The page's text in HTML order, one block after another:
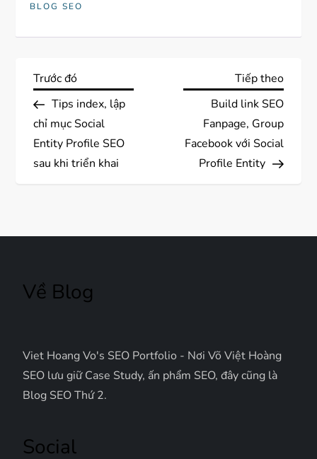
BLOG SEO
Đ
i
ề
ớ
g
b
i
Previous
Post
Trước đó
Tips index, lập
chỉ mục Social
Entity Profile SEO
sau khi triển khai
Next
Post
Tiếp theo
Build link SEO
Fanpage, Group
Facebook với Social
Profile Entity
Về Blog
Viet Hoang Vo's SEO Portfolio - Nơi Võ Việt Hoàng
SEO lưu giữ Case Study, ấn phẩm SEO, đây cũng là
Blog SEO Thứ 2.
Social